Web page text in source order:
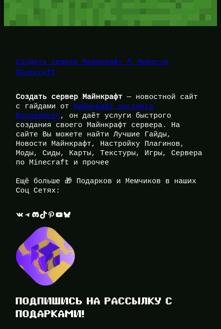
Создать сервер Майнкрафт ⛏️ Новости
Minecraft
Создать сервер Майнкрафт — новостной сайт
с гайдами от
Майнкрафт хостинга
BungeeHost, он даёт услуги быстрого
создания своего Майнкрафт сервера. На
сайте Вы можете найти Лучшие Гайды,
Новости Майнкрафт, Настройку Плагинов,
Моды, Сиды, Карты, Текстуры, Игры, Сервера
по Minecraft и прочее
Ещё больше 🎁 Подарков и Мемчиков в наших
Соц Сетях:
ВКонтакте Telegram Discord TikTok Pinterest YouTube Bluesky
ПОДПИШИСЬ НА РАССЫЛКУ С
ПОДАРКАМИ!